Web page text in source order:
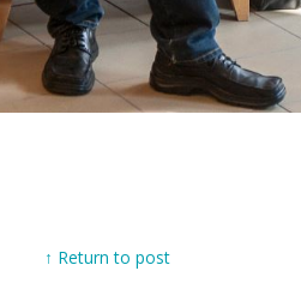
↑ Return to post